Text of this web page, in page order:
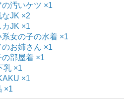
汚いケツ ×1
JK ×2
JK ×1
女の子の水着 ×1
お姉さん ×1
部屋着 ×1
乳 ×1
×1
×1